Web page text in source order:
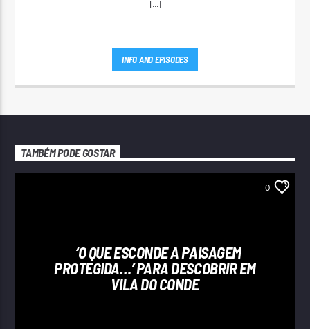
[...]
INFO AND EPISODES
TAMBÉM PODE GOSTAR
0
‘O QUE ESCONDE A PAISAGEM
PROTEGIDA…’ PARA DESCOBRIR EM
VILA DO CONDE